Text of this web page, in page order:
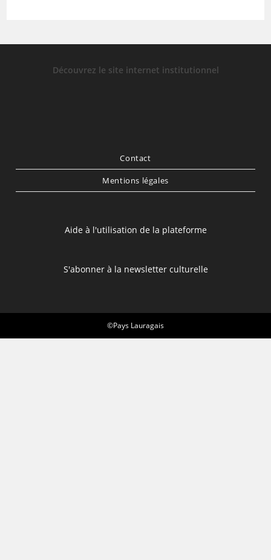
Découvrez le site internet institutionnel
Contact
Mentions légales
Aide à l'utilisation de la plateforme
S'abonner à la newsletter culturelle
©Pays Lauragais